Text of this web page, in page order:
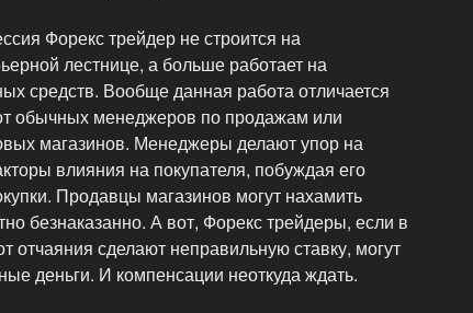
Форекс трейдер не строится на
лестнице, а больше работает на
средств. Вообще данная работа отличается
обычных менеджеров по продажам или
магазинов. Менеджеры делают упор на
влияния на покупателя, побуждая его
Продавцы магазинов могут нахамить
безнаказанно. А вот, Форекс трейдеры, если в
отчаяния сделают неправильную ставку, могут
деньги. И компенсации неоткуда ждать.